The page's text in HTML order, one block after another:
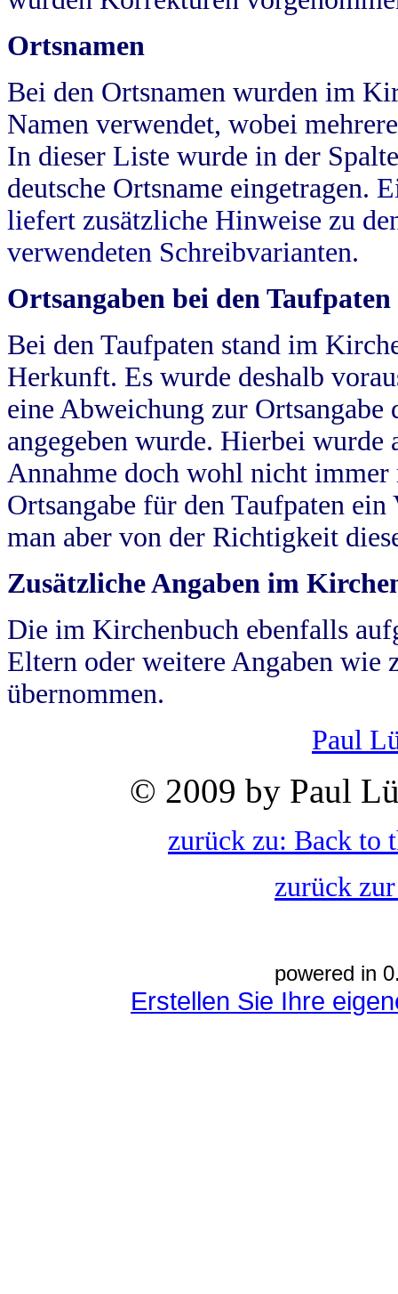
Ortsnamen
Bei den Ortsnamen wurden im
Namen verwendet, wobei
In dieser Liste wurde in der
deutsche Ortsname eingetragen.
liefert zusätzliche Hinweise zu
verwendeten Schreibvarianten.
Ortsangaben bei den Taufpaten
Bei den Taufpaten stand im
Herkunft. Es wurde deshalb
eine Abweichung zur
angegeben wurde. Hierbei wurde
Annahme doch wohl nicht
Ortsangabe für den Taufpaten
man aber von der Richtigkeit
Zusätzliche Angaben im
Die im Kirchenbuch ebenfalls
Eltern oder weitere Angaben wie
übernommen.
Paul
© 2009 by Paul
zurück zu: Back to
zurück
powered in
Erstellen Sie Ihre